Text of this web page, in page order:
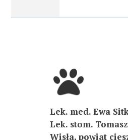
Lek. med. Ewa
Lek. stom.
Wisła, powiat